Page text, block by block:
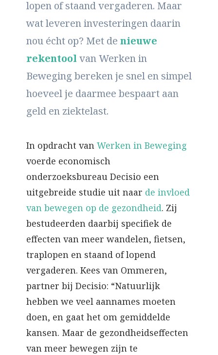
lopen of staand vergaderen. Maar
wat leveren investeringen daarin
nou écht op? Met de nieuwe
rekentool van Werken in
Beweging bereken je snel en simpel
hoeveel je daarmee bespaart aan
geld en ziektelast.
In opdracht van Werken in Beweging
voerde economisch
onderzoeksbureau Decisio een
uitgebreide studie uit naar de invloed
van bewegen op de gezondheid. Zij
bestudeerden daarbij specifiek de
effecten van meer wandelen, fietsen,
traplopen en staand of lopend
vergaderen. Kees van Ommeren,
partner bij Decisio: “Natuurlijk
hebben we veel aannames moeten
doen, en gaat het om gemiddelde
kansen. Maar de gezondheidseffecten
van meer bewegen zijn te